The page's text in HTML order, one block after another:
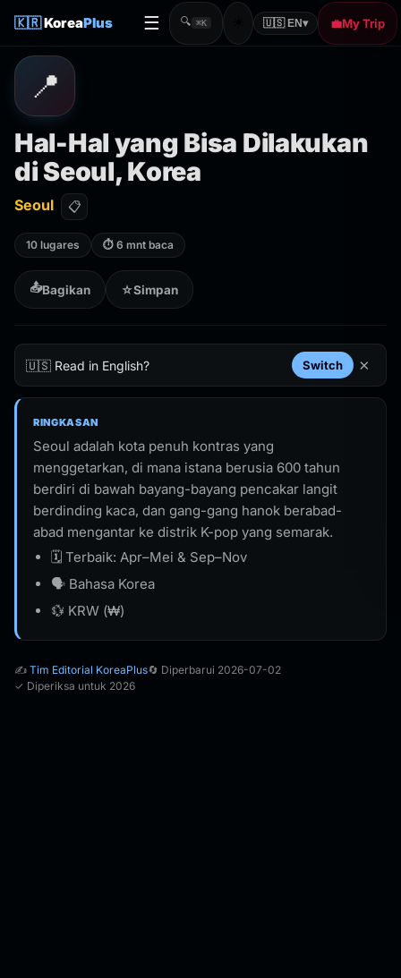
🇰🇷KoreaPlus ☰ 🔍 ⌘K 🇺🇸 EN▾ 💼My Trip
📍
Hal-Hal yang Bisa Dilakukan
di Seoul, Korea
Seoul 📋
10 lugares ⏱ 6 mnt baca
📤Bagikan ☆Simpan
🇺🇸 Read in English? Switch ×
RINGKASAN
Seoul adalah kota penuh kontras yang
menggetarkan, di mana istana berusia 600 tahun
berdiri di bawah bayang-bayang pencakar langit
berdinding kaca, dan gang-gang hanok berabad-
abad mengantar ke distrik K-pop yang semarak.
🗓️ Terbaik: Apr–Mei & Sep–Nov
🗣️ Bahasa Korea
💱 KRW (₩)
✍️ Tim Editorial KoreaPlus🔄 Diperbarui 2026-07-02
✓ Diperiksa untuk 2026